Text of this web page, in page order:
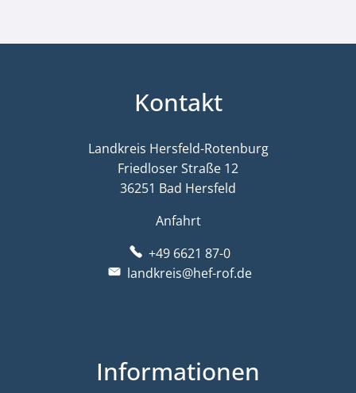
Kontakt
Landkreis Hersfeld-Rotenburg
Friedloser Straße 12
36251 Bad Hersfeld
Anfahrt
+49 6621 87-0
landkreis@hef-rof.de
Informationen